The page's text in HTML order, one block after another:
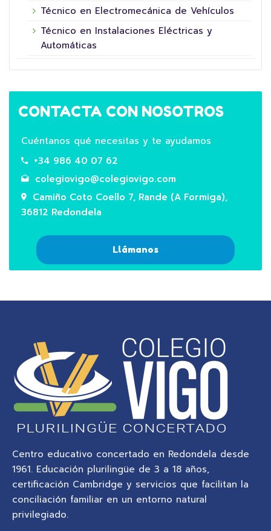
Técnico en Electromecánica de Vehículos
Técnico en Instalaciones Eléctricas y
Automáticas
CONTACTA CON NOSOTROS
Cuéntanos qué necesitas y te ayudamos
+34 986 40 07 62
colegiovigo@colegiovigo.com
Camiño Coto Coello 7, Rande (A Formiga),
36812 Redondela
Llámanos
Centro educativo concertado en Redondela desde
1961. Educación plurilingüe de 3 a 18 años,
certificación Cambridge y servicios que facilitan la
conciliación familiar en un entorno natural
privilegiado.